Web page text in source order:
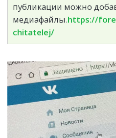
публикации можно
медиафайлы.https://
chitatelej/